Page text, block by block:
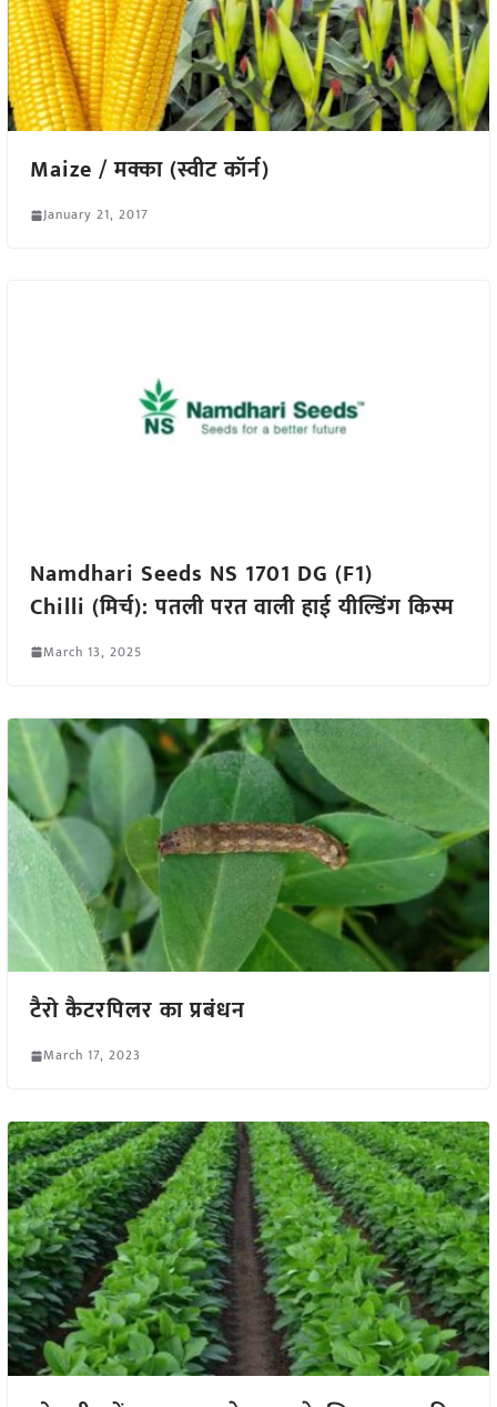
Maize / मक्का (स्वीट कॉर्न)
January 21, 2017
Namdhari Seeds NS 1701 DG (F1)
Chilli (मिर्च): पतली परत वाली हाई यील्डिंग किस्म
March 13, 2025
टैरो कैटरपिलर का प्रबंधन
March 17, 2023